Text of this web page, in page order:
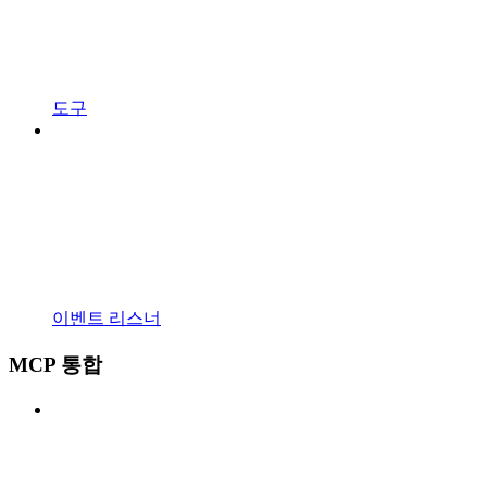
도구
이벤트 리스너
MCP 통합